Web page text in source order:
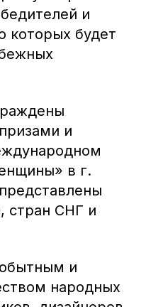
и
которых будет
и
в г.
стран СНГ и
и
народных